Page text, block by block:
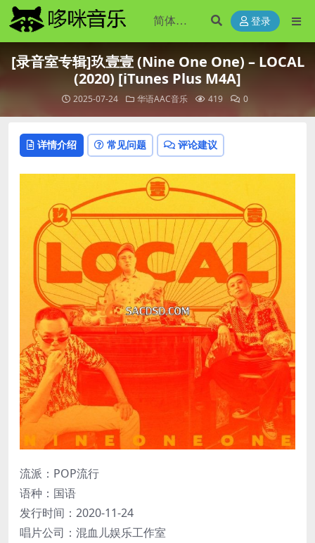
登录
[录音室专辑]玖壹壹 (Nine One One) – LOCAL
(2020) [iTunes Plus M4A]
2025-07-24 华语AAC音乐 419 0
详情介绍 常见问题 评论建议
流派：POP流行
语种：国语
发行时间：2020-11-24
唱片公司：混血儿娱乐工作室